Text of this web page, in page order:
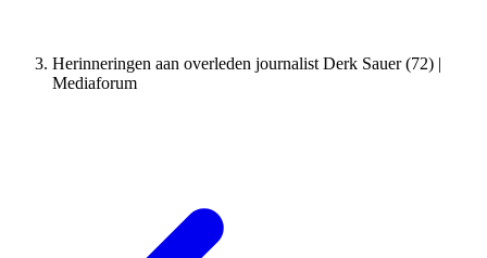
Herinneringen aan overleden journalist Derk Sauer (72) |
Mediaforum